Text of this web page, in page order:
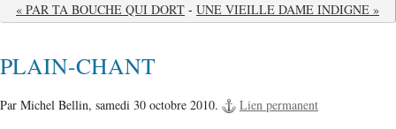
« PAR TA BOUCHE QUI DORT - UNE VIEILLE DAME INDIGNE »
PLAIN-CHANT
Par Michel Bellin, samedi 30 octobre 2010. Lien permanent